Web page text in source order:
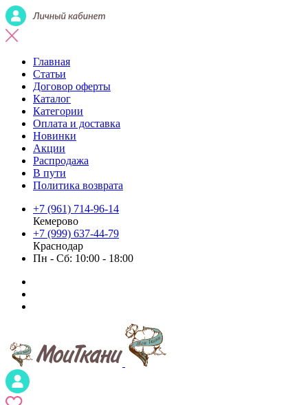
Главная
Статьи
Договор оферты
Каталог
Категории
Оплата и доставка
Новинки
Акции
Распродажа
В пути
Политика возврата
+7 (961) 714-96-14
Кемерово
+7 (999) 637-44-79
Краснодар
Пн - Сб: 10:00 - 18:00